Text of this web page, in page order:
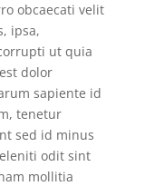
obcaecati velit
ipsa,
ut quia
dolor
sapiente id
tenetur
sed id minus
odit sint
mollitia